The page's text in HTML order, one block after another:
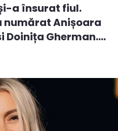
a însurat fiul.
Anișoara
Doinița Gherman.